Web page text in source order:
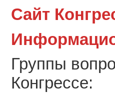
Сайт
Группы
Конгрессе: